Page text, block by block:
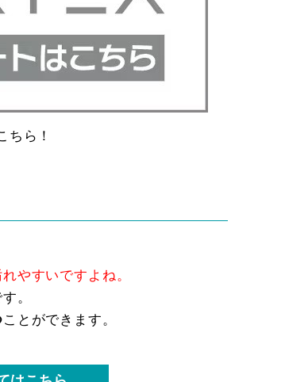
ちら！
やすいですよね。
。
ことができます。